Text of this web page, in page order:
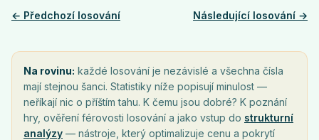
← Předchozí losování Následující losování →
Na rovinu: každé losování je nezávislé a všechna čísla
mají stejnou šanci. Statistiky níže popisují minulost —
neříkají nic o příštím tahu. K čemu jsou dobré? K poznání
hry, ověření férovosti losování a jako vstup do strukturní
analýzy — nástroje, který optimalizuje cenu a pokrytí